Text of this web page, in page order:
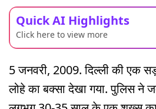
Quick AI Highlights
Click here to view more
5 जनवरी, 2009. दिल्ली की
लोहे का बक्सा देखा गया. पुलिस ने